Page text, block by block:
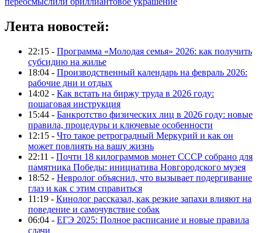
Лента новостей:
22:15 - Программа «Молодая семья» 2026: как получить
субсидию на жилье
18:04 - Производственный календарь на февраль 2026:
рабочие дни и отдых
14:02 - Как встать на биржу труда в 2026 году:
пошаговая инструкция
15:44 - Банкротство физических лиц в 2026 году: новые
правила, процедуры и ключевые особенности
12:15 - Что такое ретроградный Меркурий и как он
может повлиять на вашу жизнь
22:11 - Почти 18 килограммов монет СССР собрано для
памятника Победы: инициатива Новгородского музея
18:52 - Невролог объяснил, что вызывает подергивание
глаз и как с этим справиться
11:19 - Кинолог рассказал, как резкие запахи влияют на
поведение и самочувствие собак
06:04 - ЕГЭ 2025: Полное расписание и новые правила
сдачи